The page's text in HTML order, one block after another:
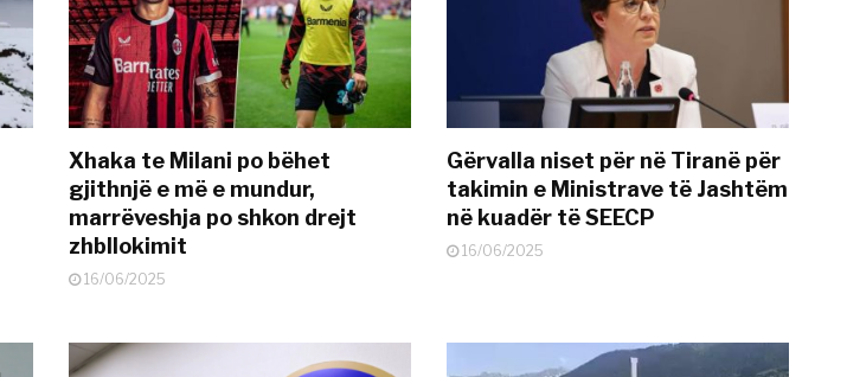
Xhaka te Milani po bëhet
gjithnjë e më e mundur,
marrëveshja po shkon drejt
zhbllokimit
16/06/2025
Gërvalla niset për në Tiranë për
takimin e Ministrave të Jashtëm
në kuadër të SEECP
16/06/2025